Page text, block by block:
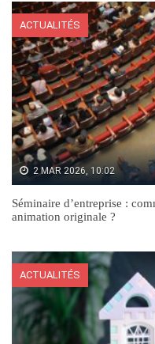
ACTUALITÉS
2 MAR 2026, 10:02
Séminaire d’entreprise :
animation originale ?
ACTUALITÉS